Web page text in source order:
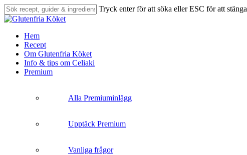
Skip
to
content
Tryck enter för att söka eller ESC för att stänga
Close
search
Menu
Hem
Recept
Om Glutenfria Köket
Info & tips om Celiaki
Premium
Alla Premiuminlägg
Upptäck Premium
Vanliga frågor